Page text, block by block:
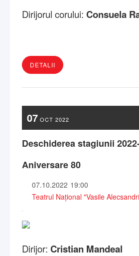
Dirijorul corului: Consuela
DETALII
07 OCT 2022
Deschiderea stagiunii
Aniversare 80
07.10.2022 19:00
Teatrul Național "Vasile
Dirijor: Cristian Mandeal